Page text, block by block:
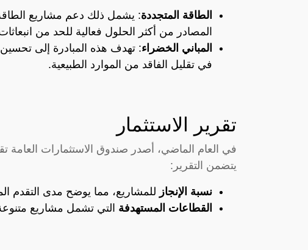
الطاقة المتجددة: يشمل ذلك دعم مشاريع
المصادر من أكثر الحلول فعالية للحد من
المباني الخضراء: تهدف هذه المبادرة إلى
في تقليل الفاقد من الموارد الطبيعية.
تقرير الاستثمار
في العام الماضي، أصدر صندوق الاستثمارات العامة
يتضمن التقرير:
نسبة الإنجاز للمشاريع، مما يوضح مدى التقدم
القطاعات المستهدفة التي تشمل مشاريع